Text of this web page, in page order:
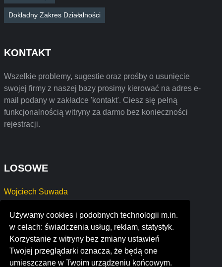
Używamy cookies i podobnych technologii m.in.
w celach: świadczenia usług, reklam, statystyk.
Korzystanie z witryny bez zmiany ustawień
Twojej przeglądarki oznacza, że będą one
umieszczane w Twoim urządzeniu końcowym.
Dokładny Zakres Działalności
KONTAKT
Wszelkie problemy, sugestie oraz prośby o usunięcie
swojej firmy z naszej bazy prosimy kierować na adres e-
mail podany w zakładce 'kontakt'. Ciesz się pełną
funkcjonalnością witryny za darmo bez konieczności
rejestracji.
LOSOWE
Wojciech Suwada
VADE Paweł Gniadkowski
trevor walker photography
owner and director daffodils preschool
rnr tire express & custom wheels